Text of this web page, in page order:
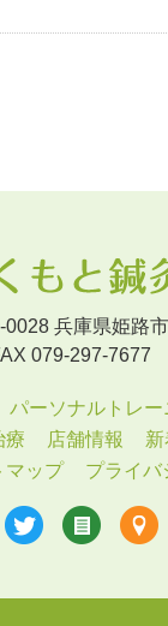
0028 兵庫県姫路
079-297-7677
パーソナルトレー
療
店舗情報
マップ
プライバ